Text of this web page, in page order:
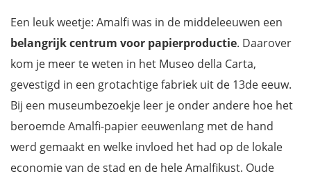
Een leuk weetje: Amalfi was in de middeleeuwen een
belangrijk centrum voor papierproductie. Daarover
kom je meer te weten in het Museo della Carta,
gevestigd in een grotachtige fabriek uit de 13de eeuw.
Bij een museumbezoekje leer je onder andere hoe het
beroemde Amalfi-papier eeuwenlang met de hand
werd gemaakt en welke invloed het had op de lokale
economie van de stad en de hele Amalfikust. Oude